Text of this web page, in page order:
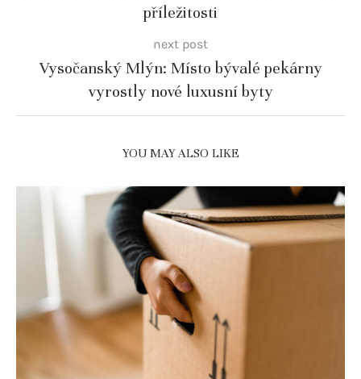
příležitosti
next post
Vysočanský Mlýn: Místo bývalé pekárny
vyrostly nové luxusní byty
YOU MAY ALSO LIKE